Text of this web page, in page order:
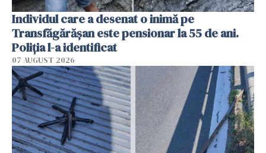
Individul care a desenat o inimă pe
Transfăgărășan este pensionar la 55 de ani.
Poliția l-a identificat
07 AUGUST 2026